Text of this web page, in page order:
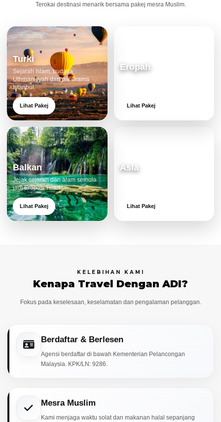
Terokai destinasi menarik bersama pakej mesra Muslim.
Turki
Sejarah Islam, budaya
Uthmaniyyah dan panorama
Istanbul.
Lihat Pakej
Eropah
Lihat Pakej
Balkan
Jejak sejarah dan alam semula
jadi Eropah Timur.
Lihat Pakej
Asia
Lihat Pakej
KELEBIHAN KAMI
Kenapa Travel Dengan ADI?
Fokus pada keselesaan, keselamatan dan pengalaman pelanggan.
Berdaftar & Berlesen
Agensi berdaftar di bawah Kementerian Pelancongan
Malaysia. KPK/LN: 9286.
Mesra Muslim
Kami menjaga waktu solat dan makanan halal sepanjang